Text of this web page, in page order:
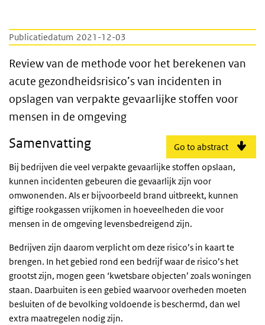
Publicatiedatum 2021-12-03
Review van de methode voor het
Review van de methode voor het berekenen van
acute gezondheidsrisico’s van incidenten in
opslagen van verpakte gevaarlijke stoffen voor
mensen in de omgeving
Go to abstract
Samenvatting
Bij bedrijven die veel verpakte gevaarlijke stoffen opslaan,
kunnen incidenten gebeuren die gevaarlijk zijn voor
omwonenden. Als er bijvoorbeeld brand uitbreekt, kunnen
giftige rookgassen vrijkomen in hoeveelheden die voor
mensen in de omgeving levensbedreigend zijn.
Bedrijven zijn daarom verplicht om deze risico’s in kaart te
brengen. In het gebied rond een bedrijf waar de risico’s het
grootst zijn, mogen geen ‘kwetsbare objecten’ zoals woningen
staan. Daarbuiten is een gebied waarvoor overheden moeten
besluiten of de bevolking voldoende is beschermd, dan wel
extra maatregelen nodig zijn.